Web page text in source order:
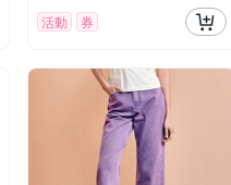
活動 券